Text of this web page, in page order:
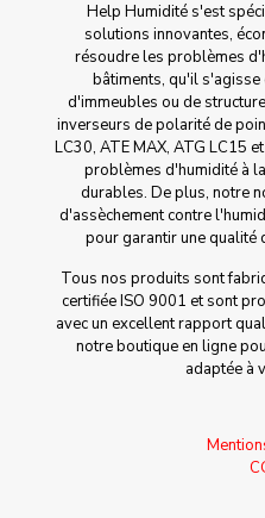
Help Humidité s'est
solutions innovantes,
résoudre les problèmes
bâtiments, qu'il
d'immeubles ou de
inverseurs de polarité de
LC30, ATE MAX, ATG LC15
problèmes d'humidité à
durables. De plus, notre
d'assèchement contre
pour garantir une qualité
Tous nos produits sont
certifiée ISO 9001 et sont
avec un excellent rapport
notre boutique en ligne
adaptée à